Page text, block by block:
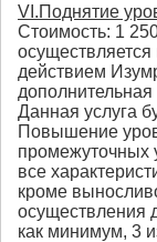
VI.Поднятие
Стоимость: 1
действием
дополнительная
Данная услуга
Повышение
промежуточных
все
кроме
осуществления
как минимум, 3